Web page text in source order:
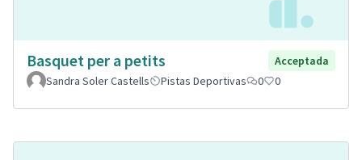
Basquet per a petits
Acceptada
Sandra Soler Castells
Pistas Deportivas 0 0